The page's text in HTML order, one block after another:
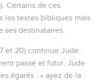
Certains de ces
les textes bibliques mais
ses destinataires.
et 20) continue Jude :
passé et futur, Jude
égarés : « ayez de la